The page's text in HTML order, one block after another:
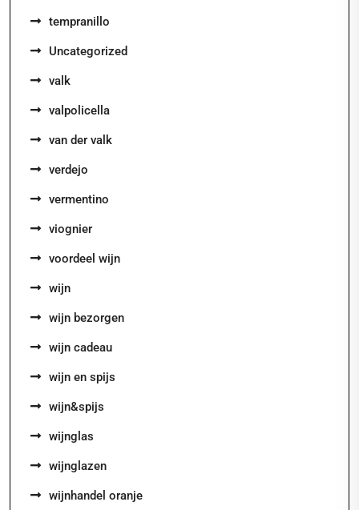
tempranillo
Uncategorized
valk
valpolicella
van der valk
verdejo
vermentino
viognier
voordeel wijn
wijn
wijn bezorgen
wijn cadeau
wijn en spijs
wijn&spijs
wijnglas
wijnglazen
wijnhandel oranje